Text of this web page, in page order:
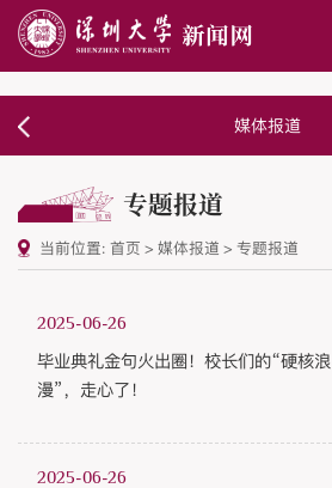
媒体报道
专题报道
当前位置: 首页 > 媒体报道 > 专题报道
2025-06-26
毕业典礼金句火出圈！校长们的“硬核浪
漫”，走心了！
2025-06-26